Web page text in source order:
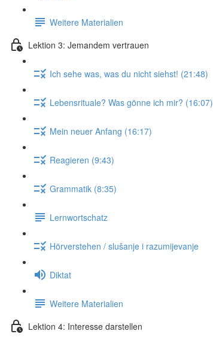
Weitere Materialien
Lektion 3: Jemandem vertrauen
Ich sehe was, was du nicht siehst! (21:48)
Lebensrituale? Was gönne ich mir? (16:07)
Mein neuer Anfang (16:17)
Reagieren (9:43)
Grammatik (8:35)
Lernwortschatz
Hörverstehen / slušanje i razumijevanje
Diktat
Weitere Materialien
Lektion 4: Interesse darstellen